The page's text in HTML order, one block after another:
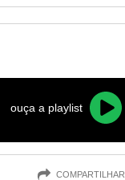
ouça a playlist
COMPARTILHAR